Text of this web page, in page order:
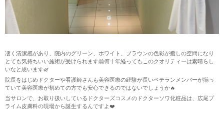
凄く清潔感があり、院内のグリーン、ホワイト、ブラウンの色彩が癒しの空間になり
とても気持ちいい施術が受けられます🤗何十年経ってもこのクオリティーは素晴らし
いなと思います🌿
院長をはじめドクターや看護師さんも美容医療の経験が長いベテランメンバーが揃っ
ていて美容医療が初めての方でも安心できるのではないでしょうか🔥
当サロンで、お取り扱いしているドクターズコスメのドクターソワ化粧品は、広尾プ
ライム皮膚科の現場から誕生するんですよ❤️